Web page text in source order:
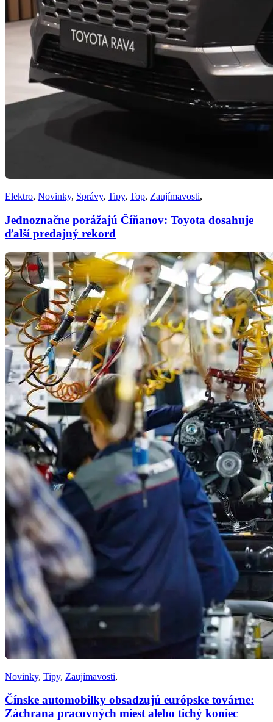
Elektro, Novinky, Správy, Tipy, Top, Zaujímavosti,
Jednoznačne porážajú Číňanov: Toyota dosahuje
ďalší predajný rekord
Novinky, Tipy, Zaujímavosti,
Čínske automobilky obsadzujú európske továrne:
Záchrana pracovných miest alebo tichý koniec